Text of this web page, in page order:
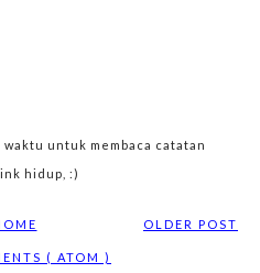
untuk membaca catatan
hidup, :)
OLDER POST
( ATOM )